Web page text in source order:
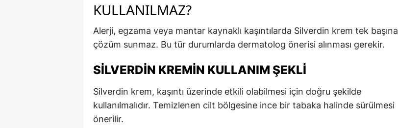
KULLANILMAZ?
Alerji, egzama veya mantar kaynaklı kaşıntılarda Silverdin krem tek başına
çözüm sunmaz. Bu tür durumlarda dermatolog önerisi alınması gerekir.
SILVERDIN KREMIN KULLANIM ŞEKLI
Silverdin krem, kaşıntı üzerinde etkili olabilmesi için doğru şekilde
kullanılmalıdır. Temizlenen cilt bölgesine ince bir tabaka halinde sürülmesi
önerilir.